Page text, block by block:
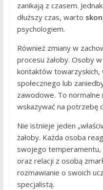
zanikają z czasem.
dłuższy czas, warto
psychologiem.
Również zmiany w
procesu żałoby. Osoby
kontaktów towarzyskich,
społecznego lub
zawodowe. To
wskazywać na potrzebę
Nie istnieje jeden
żałoby. Każda osoba
swojego temperamentu,
oraz relacji z osobą
rozmawianie o swoich
specjalistą.